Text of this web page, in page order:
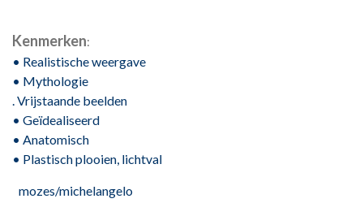
Kenmerken:
• Realistische weergave
• Mythologie
.Vrijstaande beelden
• Geïdealiseerd
• Anatomisch
• Plastisch plooien, lichtval
mozes/michelangelo